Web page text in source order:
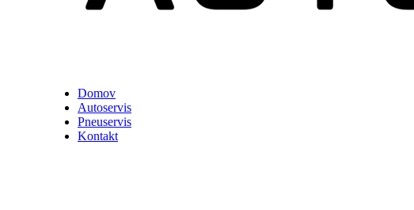
Domov
Autoservis
Pneuservis
Kontakt